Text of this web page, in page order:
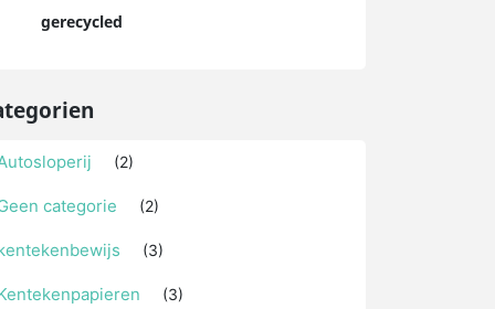
gerecycled
(2)
categorie (2)
(3)
(3)